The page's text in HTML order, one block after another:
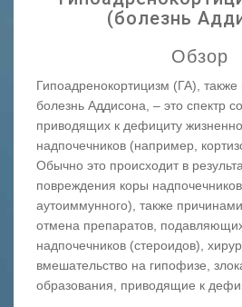
(болезнь
Обзор
Гипоадренокортицизм (ГА), также
болезнь Аддисона, – это спектр
приводящих к дефициту
надпочечников (например,
Обычно это происходит в
повреждения коры
аутоиммунного), также
отмена препаратов,
надпочечников (стероидов),
вмешательство на гипофизе,
образования, приводящие к